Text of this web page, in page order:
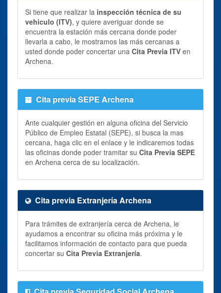
Si tiene que realizar la inspección técnica de su
vehiculo (ITV), y quiere averiguar donde se
encuentra la estación más cercana donde poder
llevarla a cabo, le mostramos las más cercanas a
usted donde poder concertar una Cita Previa ITV en
Archena.
Cita previa SEPE Archena
Ante cualquier gestión en alguna oficina del Servicio
Público de Empleo Estatal (SEPE), si busca la mas
cercana, haga clic en el enlace y le indicaremos todas
las oficinas donde poder tramitar su Cita Previa SEPE
en Archena cerca de su localización.
Cita previa Extranjería Archena
Para trámites de extranjería cerca de Archena, le
ayudamos a encontrar su oficina más próxima y le
facilitamos información de contacto para que pueda
concertar su Cita Previa Extranjería.